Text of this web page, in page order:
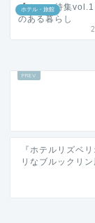
ホテル・旅館
【ホテル特集vol.1
のある暮らし
『ホテルリズベ
リなブルックリ